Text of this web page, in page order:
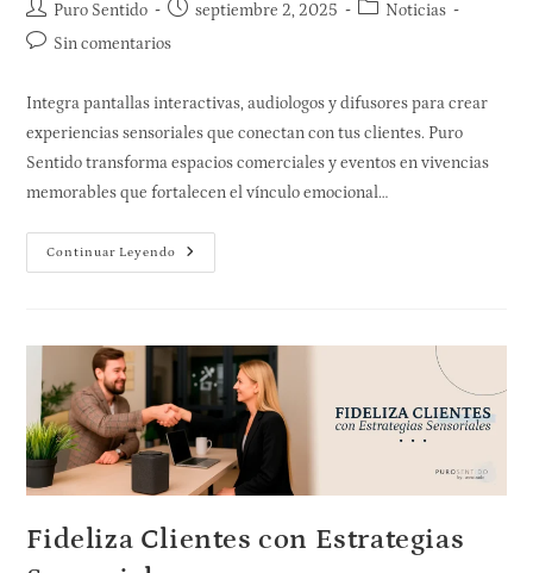
Puro Sentido septiembre 2, 2025
Noticias
Sin comentarios
Integra pantallas interactivas, audiologos y difusores para crear
experiencias sensoriales que conectan con tus clientes. Puro
Sentido transforma espacios comerciales y eventos en vivencias
memorables que fortalecen el vínculo emocional…
Continuar Leyendo
Fideliza Clientes con Estrategias